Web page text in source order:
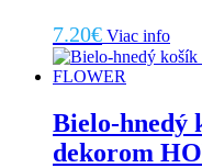
7.20€ Viac info
Bielo-hnedý
dekorom